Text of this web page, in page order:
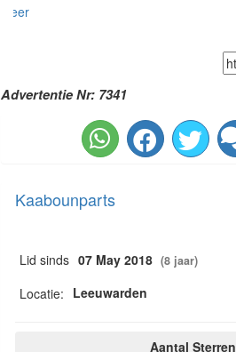
meer
Advertentie Nr: 7341
Kaabounparts
Lid sinds 07 May 2018 (8 jaar)
Locatie: Leeuwarden
Aantal Sterren